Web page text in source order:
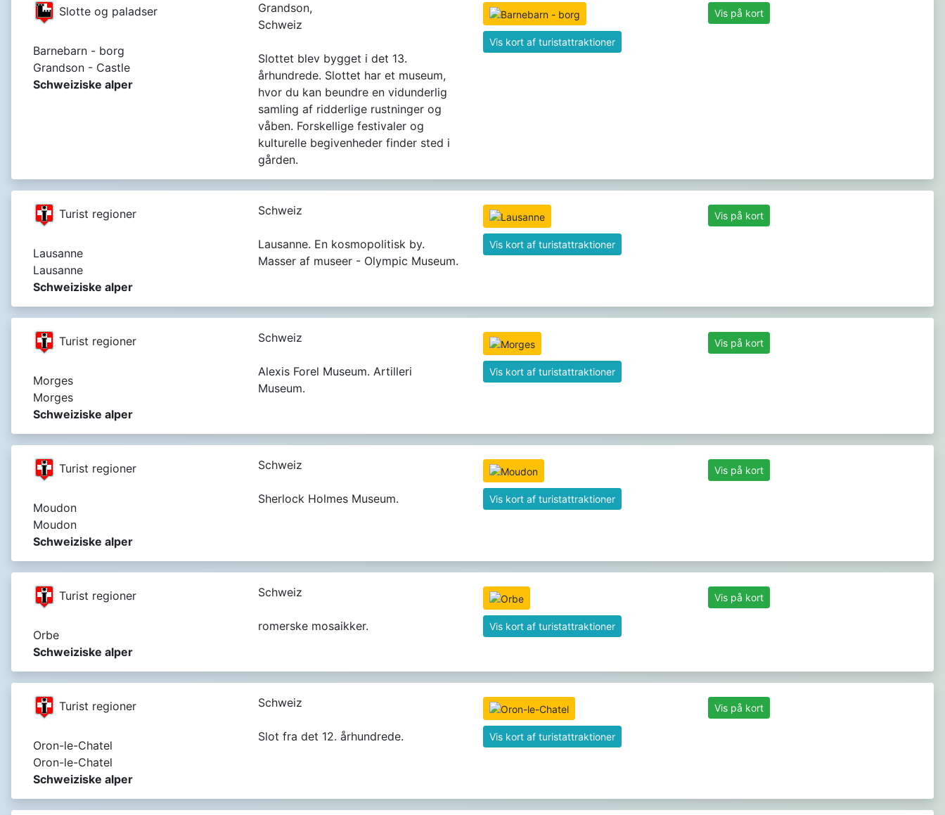
Slotte og paladser
Barnebarn - borg
Grandson - Castle
Schweiziske alper
Grandson,
Schweiz
Slottet blev bygget i det 13.
århundrede. Slottet har et museum,
hvor du kan beundre en vidunderlig
samling af ridderlige rustninger og
våben. Forskellige festivaler og
kulturelle begivenheder finder sted i
gården.
Vis kort af turistattraktioner
Vis på kort
Turist regioner
Lausanne
Lausanne
Schweiziske alper
Schweiz
Lausanne. En kosmopolitisk by.
Masser af museer - Olympic Museum.
Vis kort af turistattraktioner
Vis på kort
Turist regioner
Morges
Morges
Schweiziske alper
Schweiz
Alexis Forel Museum. Artilleri
Museum.
Vis kort af turistattraktioner
Vis på kort
Turist regioner
Moudon
Moudon
Schweiziske alper
Schweiz
Sherlock Holmes Museum. Vis kort af turistattraktioner
Vis på kort
Turist regioner
Orbe
Schweiziske alper
Schweiz
romerske mosaikker. Vis kort af turistattraktioner
Vis på kort
Turist regioner
Oron-le-Chatel
Oron-le-Chatel
Schweiziske alper
Schweiz
Slot fra det 12. århundrede. Vis kort af turistattraktioner
Vis på kort